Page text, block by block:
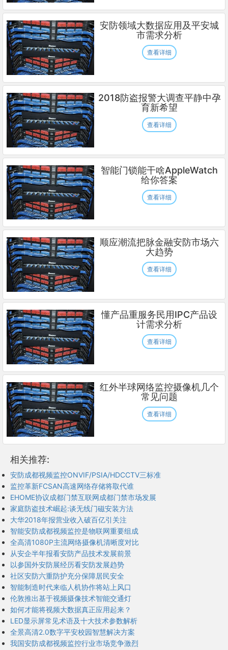
安防领域大数据应用及平安城
市需求分析
查看详细
2018防盗报警大调查平静中孕
育新希望
查看详细
智能门锁能干啥AppleWatch
给你答案
查看详细
顺应潮流把脉金融安防市场六
大趋势
查看详细
懂产品重服务民用IPC产品设
计需求分析
查看详细
红外半球网络监控摄像机几个
常见问题
查看详细
相关推荐:
安防成都视频监控ONVIF/PSIA/HDCCTV三标准
监控革新FCSAN高速网络存储将取代谁
EHOME协议成都门禁互联网成都门禁市场发展
家庭防盗技术崛起:谈无线门磁安装方法
大华2018年报营业收入破百亿引关注
智能安防成都视频监控是物联网重要组成
全高清1080P主流网络摄像机清晰度对比
从安企半年报看安防产品技术发展前景
以参国外安防展经历看安防发展趋势
社区安防六重防护充分保障居民安全
智能制造时代来临人机协作将站上风口
伦敦推出基于视频摄像技术智能交通灯
如何才能将视频大数据真正应用起来？
LED显示屏常见术语及十大技术参数解析
全景高清2.0数字平安校园智慧解决方案
我国安防成都视频监控行业市场竞争激烈